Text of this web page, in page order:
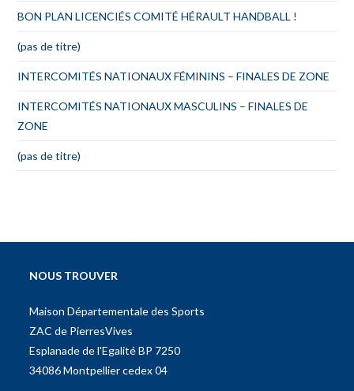
BON PLAN LICENCIÉS COMITÉ HÉRAULT HANDBALL !
(pas de titre)
INTERCOMITÉS NATIONAUX FÉMININS – FINALES DE ZONE
INTERCOMITÉS NATIONAUX MASCULINS – FINALES DE
ZONE
(pas de titre)
NOUS TROUVER
Maison Départementale des Sports
ZAC de PierresVives
Esplanade de l'Egalité BP 7250
34086 Montpellier cedex 04